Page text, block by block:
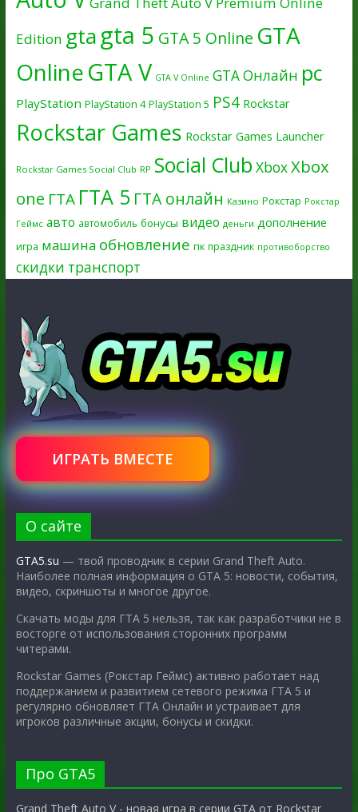
Edition gtagta 5 GTA 5 Online GTA
OnlineGTA V GTA V Online GTA Онлайн pc
PlayStation PlayStation 4 PlayStation 5 PS4 Rockstar
Rockstar Games Rockstar Games Launcher
Rockstar Games Social Club RP Social Club XboxXbox
one ГТА ГТА 5 ГТА онлайн Казино Рокстар Рокстар
Геймс авто автомобиль бонусы видео деньги дополнение
игра машина обновление пк праздник противоборство
скидки транспорт
ИГРАТЬ ВМЕСТЕ
О сайте
GTA5.su — твой проводник в серии Grand Theft Auto.
Наиболее полная информация о GTA 5: новости, события,
видео, скриншоты и многое другое.
Скачать моды для ГТА 5 нельзя, так как разработчики не в
восторге от использования сторонних программ
читерами.
Rockstar Games (Рокстар Геймс) активно работает над
поддержанием и развитием сетевого режима ГТА 5 и
регулярно обновляет ГТА Онлайн и устраивает для
игроков различные акции, бонусы и скидки.
Про GTA5
Grand Theft Auto V - новая игра в серии GTA от Rockstar